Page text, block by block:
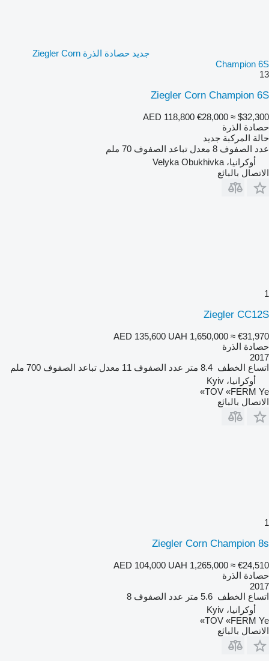
جديد حصادة الذرة Ziegler Corn
Champion 6S
13
Ziegler Corn Champion 6S
AED 118,800 €28,000 ≈ $32,300
حصادة الذرة
حالة المركبة جديد
عدد الصفوف 8 معدل تباعد الصفوف 70 ملم
أوكرانيا، Velyka Obukhivka
الاتصال بالبائع
1
Ziegler CC12S
AED 135,600 UAH 1,650,000 ≈ €31,970
حصادة الذرة
2017
اتساع الخطف 8.4 متر عدد الصفوف 11 معدل تباعد الصفوف 700 ملم
أوكرانيا، Kyiv
TOV «FERM Ye»
الاتصال بالبائع
1
Ziegler Corn Champion 8s
AED 104,000 UAH 1,265,000 ≈ €24,510
حصادة الذرة
2017
اتساع الخطف 5.6 متر عدد الصفوف 8
أوكرانيا، Kyiv
TOV «FERM Ye»
الاتصال بالبائع